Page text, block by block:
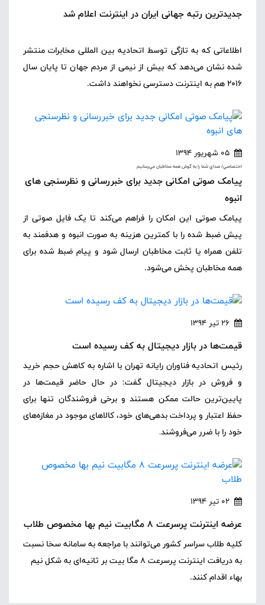
جدیدترین رتبه جهانی ایران در اینترنت اعلام شد
اطلاعاتی که به تازگی توسط اتحادیه بین المللی مخابرات منتشر
شده نشان می‌دهد که بیش از نیمی از مردم جهان تا پایان سال
2016 هم به اینترنت دسترسی نخواهند داشت.
05 شهریور 1394
اختصاصي/ صداي شما را به گوش همه مخاطبان مي‌رسانيم
پیامک صوتی امکانی جدید برای خبررسانی و نظرسنجی های
انبوه
پیامک صوتی این امکان را فراهم می‌کند تا یک فایل صوتی از
پیش ضبط شده را با کمترین هزینه به صورت انبوه و هدفمند به
تلفن همراه یا ثابت مخاطبان ارسال شود و پیام ضبط شده برای
همه مخاطبان پخش می‌شود.
26 تیر 1394
قیمت‌ها در بازار دیجیتال به کف رسیده است
رئیس اتحادیه فناوران رایانه تهران با اشاره به کاهش حجم خرید
و فروش در بازار دیجیتال گفت: در حال حاضر قیمت‌ها در
پایین‌ترین حالت ممکن هستند و برخی فروشندگان تنها برای
حفظ اعتبار و پرداخت بدهی‌های خود، کالاهای موجود در مغازه‌های
خود را با ضرر می‌فروشند.
02 تیر 1394
عرضه اینترنت پرسرعت ۸ مگابیت نیم بها مخصوص طلاب
کلیه طلاب سراسر کشور می‌توانند با مراجعه به سامانه سخا نسبت
به دریافت اینترنت پرسرعت ۸ مگا بیت بر ثانیه‌ای به شکل نیم
بهاء اقدام کنند.